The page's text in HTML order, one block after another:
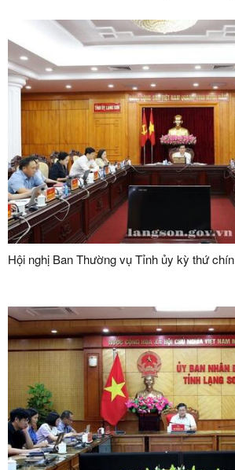
Hội nghị Ban Thường vụ Tỉnh ủy kỳ thứ chín